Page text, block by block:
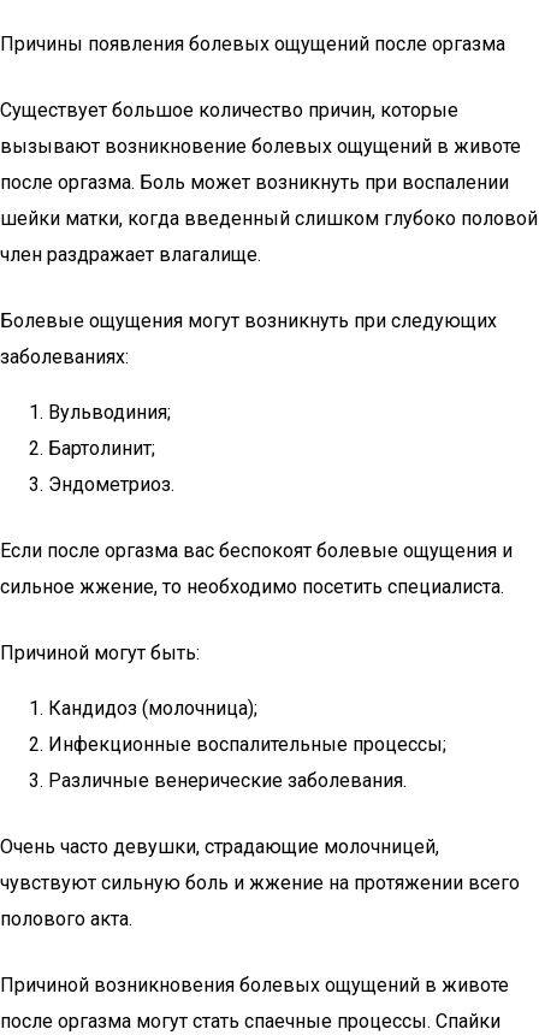
Причины появления болевых ощущений после оргазма
Существует большое количество причин, которые
вызывают возникновение болевых ощущений в животе
после оргазма. Боль может возникнуть при воспалении
шейки матки, когда введенный слишком глубоко половой
член раздражает влагалище.
Болевые ощущения могут возникнуть при следующих
заболеваниях:
Вульводиния;
Бартолинит;
Эндометриоз.
Если после оргазма вас беспокоят болевые ощущения и
сильное жжение, то необходимо посетить специалиста.
Причиной могут быть:
Кандидоз (молочница);
Инфекционные воспалительные процессы;
Различные венерические заболевания.
Очень часто девушки, страдающие молочницей,
чувствуют сильную боль и жжение на протяжении всего
полового акта.
Причиной возникновения болевых ощущений в животе
после оргазма могут стать спаечные процессы. Спайки